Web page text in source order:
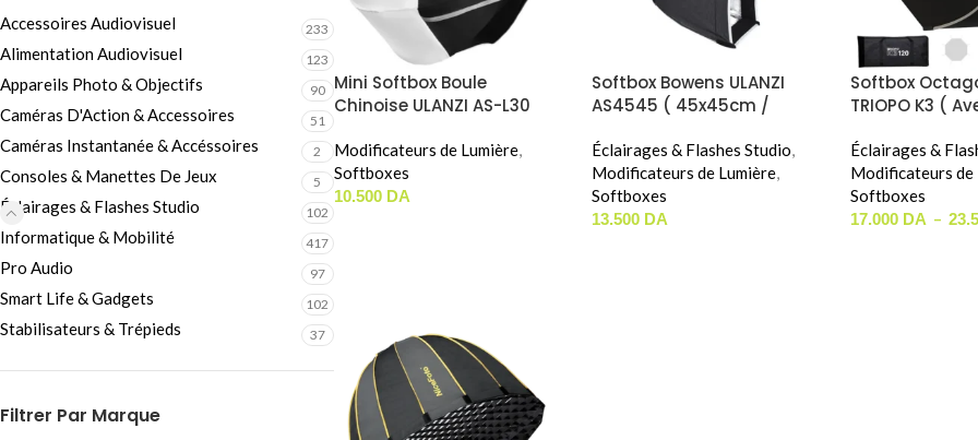
Câbles Video
Accessoires Audiovisuel 233
Alimentation Audiovisuel 123
Appareils Photo & Objectifs 90
Caméras D'Action & Accessoires 51
Caméras Instantanée & Accéssoires 2
Consoles & Manettes De Jeux 5
Éclairages & Flashes Studio 102
Informatique & Mobilité 417
Pro Audio 97
Smart Life & Gadgets 102
Stabilisateurs & Trépieds 37
Filtrer Par Marque
Mini Softbox Boule
Chinoise ULANZI AS-L30
(30cm / Mini Bowens
Mount)
Modificateurs de Lumière,
Softboxes
10.500 DA
Softbox Bowens ULANZI
AS4545 ( 45x45cm /
Éclairages & Flashes Studio,
Modificateurs de Lumière,
Softboxes
13.500 DA
Softbox
TRIOPO K3 (
Éclairages &
Modificateurs de
Softboxes
17.000 DA –